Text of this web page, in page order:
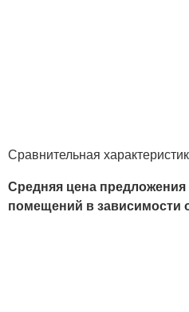
Сравнительная
Средняя цена
помещений в зависимости